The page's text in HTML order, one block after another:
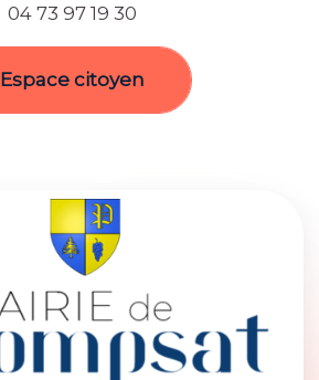
04 73 97 19 30
Espace citoyen